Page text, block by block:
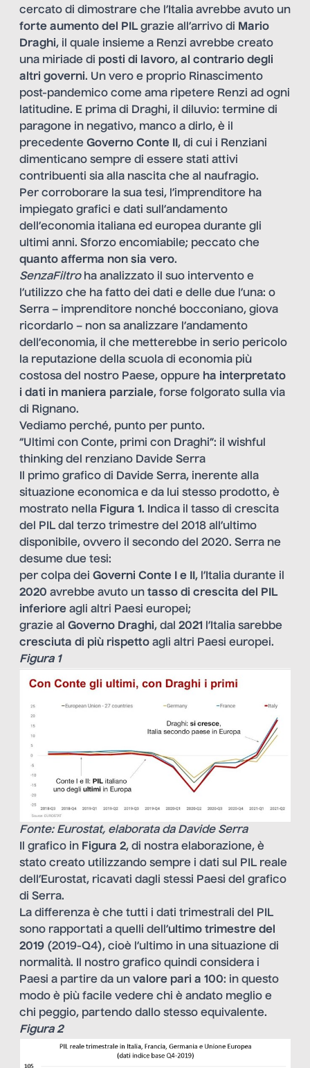
cercato di dimostrare che l’Italia avrebbe avuto un
forte aumento del PILgrazie all’arrivo di Mario
Draghi, il quale insieme a Renzi avrebbe creato
una miriade di posti di lavoro, al contrario degli
altri governi. Un vero e proprio Rinascimento
post-pandemico come ama ripetere Renzi ad ogni
latitudine. E prima di Draghi, il diluvio: termine di
paragone in negativo, manco a dirlo, è il
precedente Governo Conte II , di cui i Renziani
dimenticano sempre di essere stati attivi
contribuenti sia alla nascita che al naufragio.
Per corroborare la sua tesi, l’imprenditore ha
impiegato grafici e dati sull’andamento
dell’economia italiana ed europea durante gli
ultimi anni. Sforzo encomiabile; peccato che
quanto afferma non sia vero.
SenzaFiltro ha analizzato il suo intervento e
l’utilizzo che ha fatto dei dati e delle due l’una: o
Serra – imprenditore nonché bocconiano, giova
ricordarlo – non sa analizzare l’andamento
dell’economia, il che metterebbe in serio pericolo
la reputazione della scuola di economia più
costosa del nostro Paese, oppure ha interpretato
i dati in maniera parziale, forse folgorato sulla via
di Rignano.
Vediamo perché, punto per punto.
“Ultimi con Conte, primi con Draghi”: il wishful
thinking del renziano Davide Serra
Il primo grafico di Davide Serra, inerente alla
situazione economica e da lui stesso prodotto, è
mostrato nella Figura 1. Indica il tasso di crescita
del PIL dal terzo trimestre del 2018 all’ultimo
disponibile, ovvero il secondo del 2020. Serra ne
desume due tesi:
per colpa dei Governi Conte I e II , l’Italia durante il
2020 avrebbe avuto un tasso di crescita del PIL
inferiore agli altri Paesi europei;
grazie al Governo Draghi, dal 2021
l’Italia sarebbe
cresciuta di più rispetto agli altri Paesi europei.
Figura 1
Fonte: Eurostat, elaborata da Davide Serra
Il grafico in Figura 2, di nostra elaborazione, è
stato creato utilizzando sempre i dati sul PIL reale
dell’Eurostat, ricavati dagli stessi Paesi del grafico
di Serra.
La differenza è che tutti i dati trimestrali del PIL
sono rapportati a quelli dell’ultimo trimestre del
2019 (2019-Q4), cioè l’ultimo in una situazione di
normalità. Il nostro grafico quindi considera i
Paesi a partire da un valore pari a 100: in questo
modo è più facile vedere chi è andato meglio e
chi peggio, partendo dallo stesso equivalente.
Figura 2